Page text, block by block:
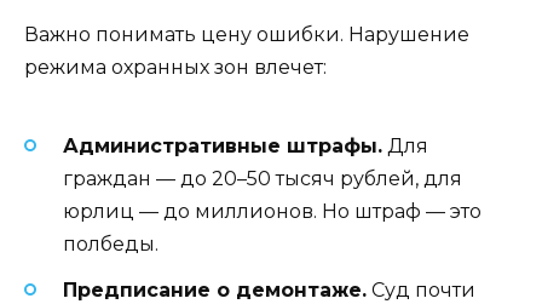
Важно понимать цену ошибки. Нарушение
режима охранных зон влечет:
Административные штрафы. Для
граждан — до 20–50 тысяч рублей, для
юрлиц — до миллионов. Но штраф — это
полбеды.
Предписание о демонтаже. Суд почти